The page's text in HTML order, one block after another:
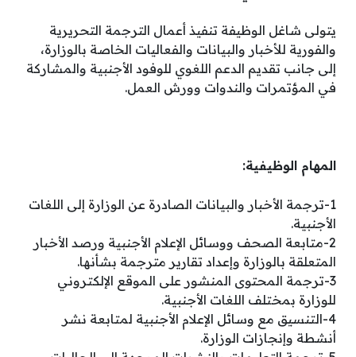
يتولى شاغل الوظيفة تنفيذ أعمال الترجمة التحريرية
والفورية للأخبار والبيانات والفعاليات الخاصة بالوزارة،
إلى جانب تقديم الدعم اللغوي للوفود الأجنبية والمشاركة
في المؤتمرات والندوات وورش العمل.
المهام الوظيفية:
1-ترجمة الأخبار والبيانات الصادرة عن الوزارة إلى اللغات
الأجنبية.
2-متابعة الصحف ووسائل الإعلام الأجنبية ورصد الأخبار
المتعلقة بالوزارة وإعداد تقارير مترجمة بشأنها.
3-ترجمة المحتوى المنشور على الموقع الإلكتروني
للوزارة بمختلف اللغات الأجنبية.
4-التنسيق مع وسائل الإعلام الأجنبية لمتابعة نشر
أنشطة وإنجازات الوزارة.